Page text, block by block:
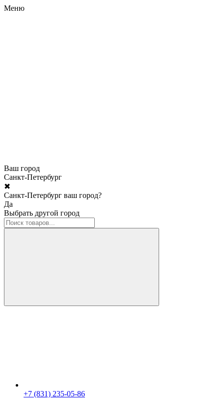
Меню
Ваш город
Санкт-Петербург
✖
Санкт-Петербург ваш город?
Да
Выбрать другой город
+7 (831) 235-05-86